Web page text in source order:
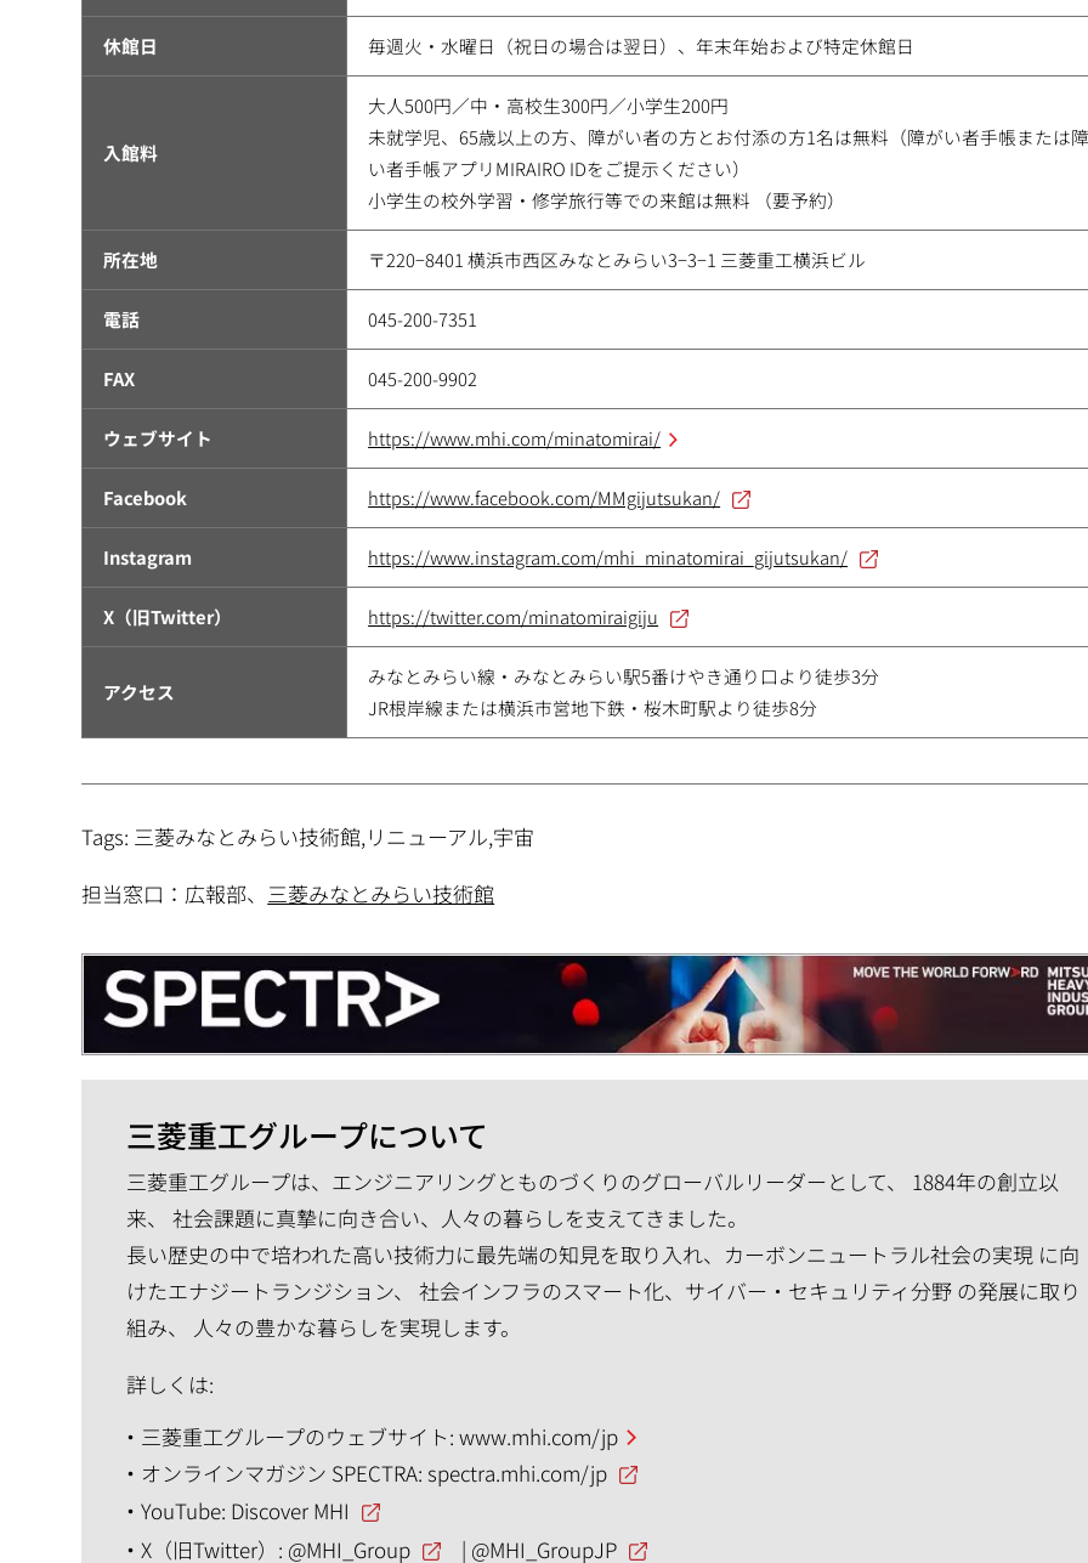
休館日 毎週火・水曜日（祝日の場合は翌日）、年末年始および特定休館日
入館料
大人500円／中・高校生300円／小学生200円
未就学児、65歳以上の方、障がい者の方とお付添の方1名は無料（障がい者手帳または
い者手帳アプリMIRAIRO IDをご提示ください）
小学生の校外学習・修学旅行等での来館は無料 （要予約）
所在地 〒220−8401 横浜市西区みなとみらい3−3−1 三菱重工横浜ビル
電話 045-200-7351
FAX 045-200-9902
ウェブサイト https://www.mhi.com/minatomirai/
Facebook https://www.facebook.com/MMgijutsukan/
Instagram https://www.instagram.com/mhi_minatomirai_gijutsukan/
X（旧Twitter） https://twitter.com/minatomiraigiju
アクセス
みなとみらい線・みなとみらい駅5番けやき通り口より徒歩3分
JR根岸線または横浜市営地下鉄・桜木町駅より徒歩8分
Tags: 三菱みなとみらい技術館,リニューアル,宇宙
担当窓口：広報部、 三菱みなとみらい技術館
三菱重工グループについて
三菱重工グループは、エンジニアリングとものづくりのグローバルリーダーとして、 1884年の創立以
来、 社会課題に真摯に向き合い、人々の暮らしを支えてきました。
長い歴史の中で培われた高い技術力に最先端の知見を取り入れ、カーボンニュートラル社会の実現 に向
けたエナジートランジション、 社会インフラのスマート化、サイバー・セキュリティ分野 の発展に取り
組み、 人々の豊かな暮らしを実現します。
詳しくは:
三菱重工グループのウェブサイト: www.mhi.com/jp
オンラインマガジン SPECTRA: spectra.mhi.com/jp
YouTube: Discover MHI
X（旧Twitter）: @MHI_Group | @MHI_GroupJP